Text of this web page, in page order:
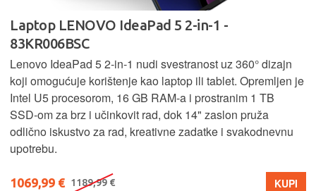
Laptop LENOVO IdeaPad 5 2-in-1 -
83KR006BSC
Lenovo IdeaPad 5 2‑in‑1 nudi svestranost uz 360° dizajn
koji omogućuje korištenje kao laptop ili tablet. Opremljen je
Intel U5 procesorom, 16 GB RAM-a i prostranim 1 TB
SSD‑om za brz i učinkovit rad, dok 14" zaslon pruža
odlično iskustvo za rad, kreativne zadatke i svakodnevnu
upotrebu.
1069,99 € 1189,99 € KUPI